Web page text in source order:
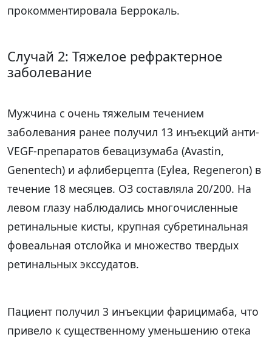
прокомментировала Беррокаль.
Случай 2: Тяжелое рефрактерное
заболевание
Мужчина с очень тяжелым течением
заболевания ранее получил 13 инъекций анти-
VEGF-препаратов бевацизумаба (Avastin,
Genentech) и афлиберцепта (Eylea, Regeneron) в
течение 18 месяцев. ОЗ составляла 20/200. На
левом глазу наблюдались многочисленные
ретинальные кисты, крупная субретинальная
фовеальная отслойка и множество твердых
ретинальных экссудатов.
Пациент получил 3 инъекции фарицимаба, что
привело к существенному уменьшению отека